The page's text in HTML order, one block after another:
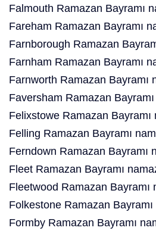
Falmouth Ramazan Bayramı
Fareham Ramazan Bayramı
Farnborough Ramazan
Farnham Ramazan Bayramı
Farnworth Ramazan Bayramı
Faversham Ramazan
Felixstowe Ramazan Bayramı
Felling Ramazan Bayramı
Ferndown Ramazan Bayramı
Fleet Ramazan Bayramı
Fleetwood Ramazan Bayramı
Folkestone Ramazan
Formby Ramazan Bayramı